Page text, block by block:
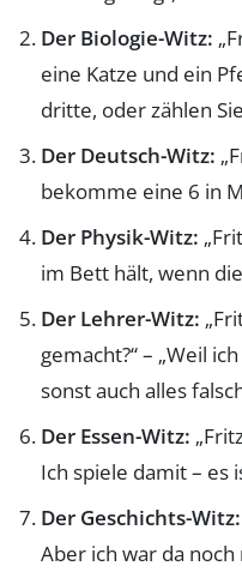
Der Biologie-Witz:
eine Katze und ein
dritte, oder zählen
Der Deutsch-Witz:
bekomme eine 6 in
Der Physik-Witz:
im Bett hält, wenn
Der Lehrer-Witz:
gemacht?“ – „Weil
sonst auch alles
Der Essen-Witz:
Ich spiele damit – es
Der Geschichts-Witz:
Aber ich war da